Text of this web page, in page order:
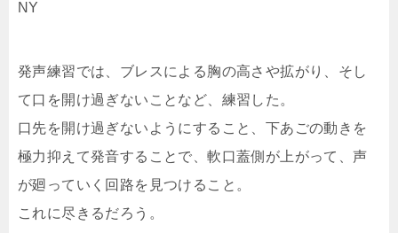
NY
発声練習では、ブレスによる胸の高さや拡がり、そし
て口を開け過ぎないことなど、練習した。
口先を開け過ぎないようにすること、下あごの動きを
極力抑えて発音することで、軟口蓋側が上がって、声
が廻っていく回路を見つけること。
これに尽きるだろう。